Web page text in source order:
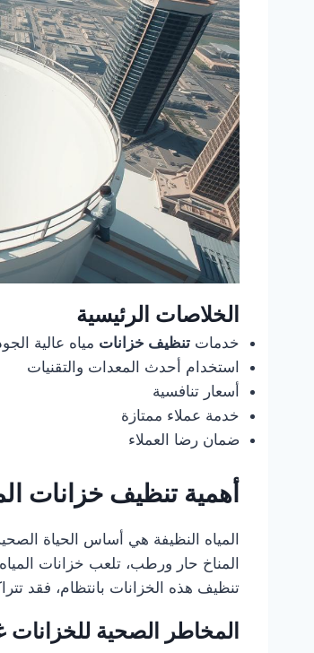
الخلاصات الرئيسية
خدماتتنظيف خزانات مياه عالية
استخدام أحدث المعدات والتقنيات
أسعار تنافسية
خدمة عملاء ممتازة
ضمان رضا العملاء
أهمية تنظيف خزانات
المياه النظيفة هي أساس الحياة
المناخ حار ورطب، تلعب خزانات
تنظيف هذه الخزانات بانتظام، فقد
المخاطر الصحية للخزانات